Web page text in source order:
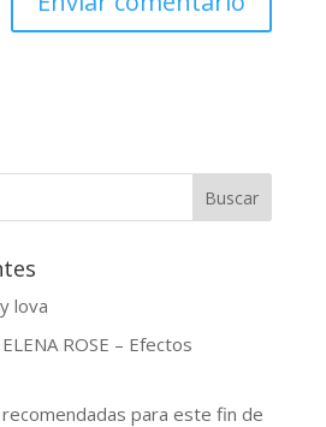
Buscar
lova
ROSE – Efectos
para este fin de